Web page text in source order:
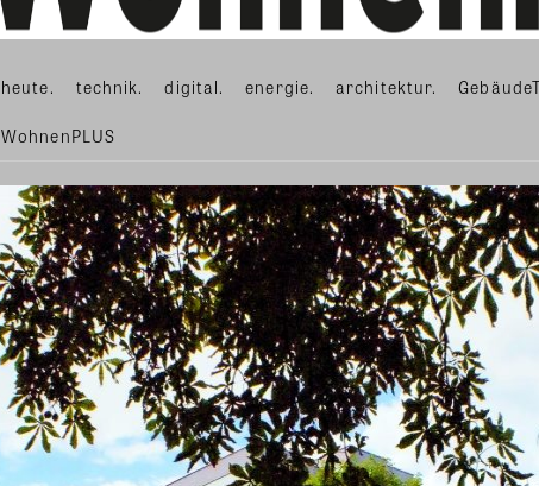
heute. technik. digital. energie. architektur.
WohnenPLUS